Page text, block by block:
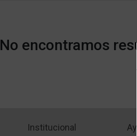
No encontramos
Institucional